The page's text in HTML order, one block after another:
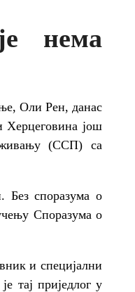
нема
Оли Рен, данас
Херцеговина још
(ССП) са
Без споразума о
Споразума о
и специјални
тај приједлог у